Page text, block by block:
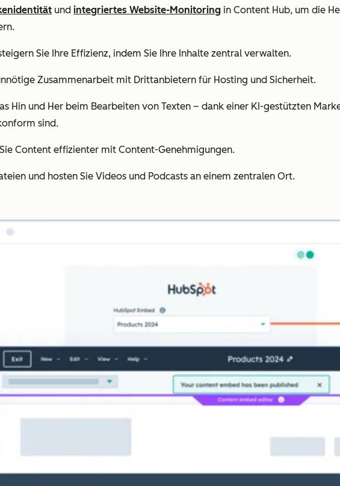
und integriertes Website-Monitoring in Content Hub, um die
Sie Ihre Effizienz, indem Sie Ihre Inhalte zentral verwalten.
Zusammenarbeit mit Drittanbietern für Hosting und Sicherheit.
Hin und Her beim Bearbeiten von Texten – dank einer KI-gestützten
sind.
Content effizienter mit Content-Genehmigungen.
und hosten Sie Videos und Podcasts an einem zentralen Ort.